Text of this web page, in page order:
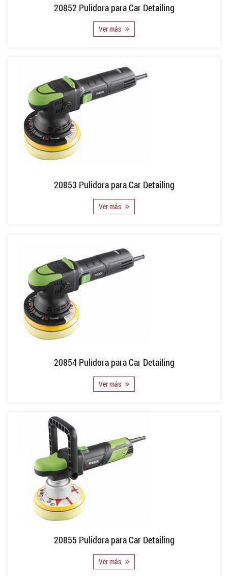
20852 Pulidora para Car Detailing
Ver más
20853 Pulidora para Car Detailing
Ver más
20854 Pulidora para Car Detailing
Ver más
20855 Pulidora para Car Detailing
Ver más